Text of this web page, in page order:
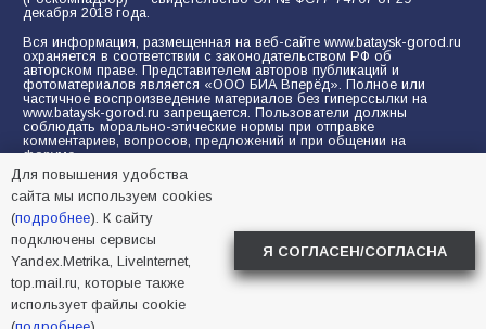
декабря 2018 года.
Вся информация, размещенная на веб-сайте www.bataysk-gorod.ru
охраняется в соответствии с законодательством РФ об
авторском праве. Представителем авторов публикаций и
фотоматериалов является «ООО БИА Вперёд». Полное или
частичное воспроизведение материалов без гиперссылки на
www.bataysk-gorod.ru запрещается. Пользователи должны
соблюдать морально-этические нормы при отправке
комментариев, вопросов, предложений и при общении на
форуме.
Политика конфиденциальности и защиты информации
Согласие на обработку персональных данных с помощью
сервисов Yandex.Metrika, LiveInternet, top.mail.ru
© 2005-2026 БИА «ВПЕРЕД»
Для повышения удобства
сайта мы используем cookies
(подробнее). К сайту
подключены сервисы
Yandex.Metrika, LiveInternet,
top.mail.ru, которые также
использует файлы cookie
Я СОГЛАСЕН/СОГЛАСНА